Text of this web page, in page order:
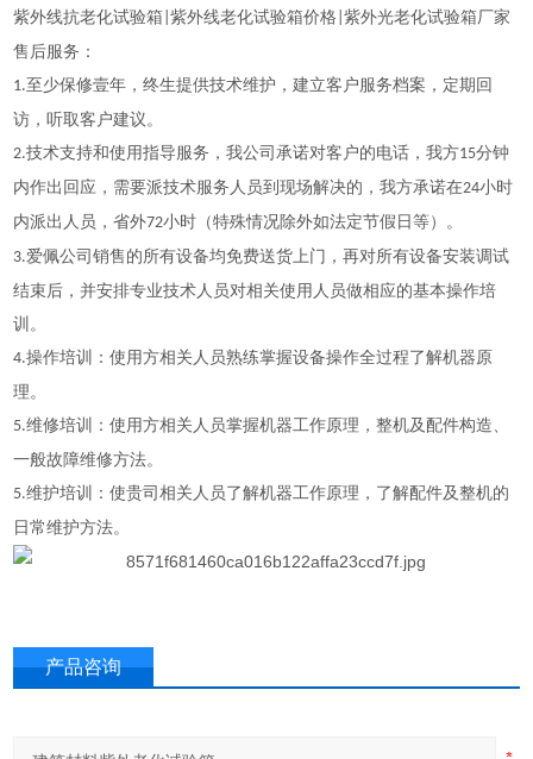
紫外线抗老化试验箱 |紫外线老化试验箱价格 |紫外光老化试验箱厂家
售后服务：
1.至少保修壹年，终生提供技术维护，建立客户服务档案，定期回
访，听取客户建议。
2.技术支持和使用指导服务，我公司承诺对客户的电话，我方15分钟
内作出回应，需要派技术服务人员到现场解决的，我方承诺在24小时
内派出人员，省外72小时（特殊情况除外如法定节假日等）。
3.爱佩公司销售的所有设备均免费送货上门，再对所有设备安装调试
结束后，并安排专业技术人员对相关使用人员做相应的基本操作培
训。
4.操作培训：使用方相关人员熟练掌握设备操作全过程了解机器原
理。
5.维修培训：使用方相关人员掌握机器工作原理，整机及配件构造、
一般故障维修方法。
5.维护培训：使贵司相关人员了解机器工作原理，了解配件及整机的
日常维护方法。
产品咨询